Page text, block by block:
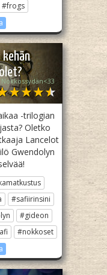
#frogs
Nokkossydän<33
-trilogian
Oletko
Lancelot
Gwendolyn
#safiirinsini
#gideon
#nokkoset